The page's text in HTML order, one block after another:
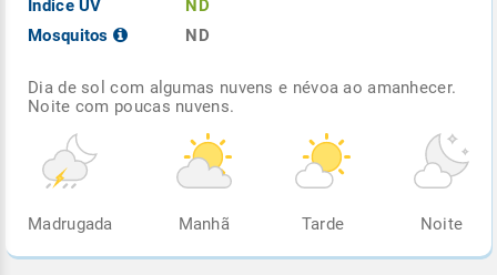
Índice UV
Mosquitos
ND
ND
Dia de sol com algumas nuvens e névoa ao amanhecer.
Noite com poucas nuvens.
Madrugada Manhã Tarde Noite